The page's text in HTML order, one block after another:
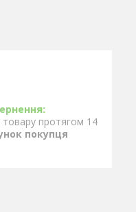
протягом 14
покупця